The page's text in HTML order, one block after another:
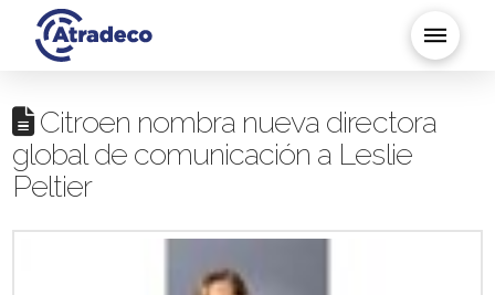
Citroen nombra nueva directora
global de comunicación a Leslie
Peltier